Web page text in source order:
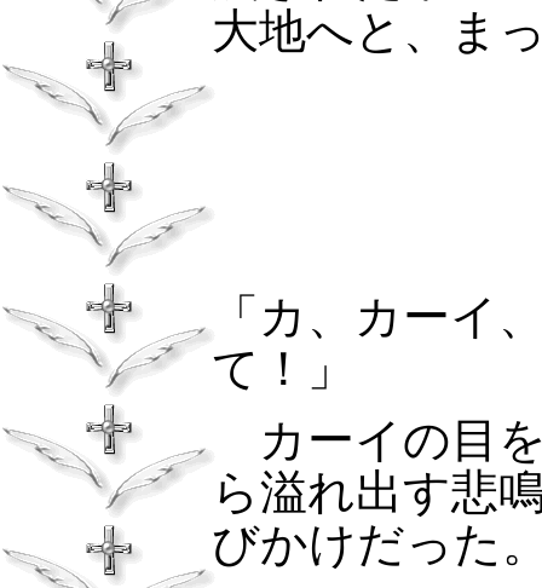
大地へと、ま
「カ、カーイ
て！」
カーイの目
ら溢れ出す悲
びかけだった